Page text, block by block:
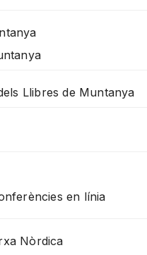
Llibres de Muntanya
en línia
Nòrdica